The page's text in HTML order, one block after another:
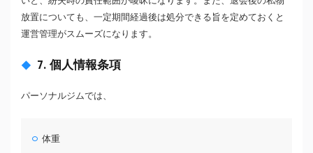
放置についても、一定期間経過後は処分できる旨を定めておくと
運営管理がスムーズになります。
7. 個人情報条項
パーソナルジムでは、
体重